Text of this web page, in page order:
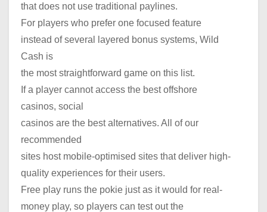
that does not use traditional paylines.
For players who prefer one focused feature
instead of several layered bonus systems, Wild
Cash is
the most straightforward game on this list.
If a player cannot access the best offshore
casinos, social
casinos are the best alternatives. All of our
recommended
sites host mobile-optimised sites that deliver high-
quality experiences for their users.
Free play runs the pokie just as it would for real-
money play, so players can test out the